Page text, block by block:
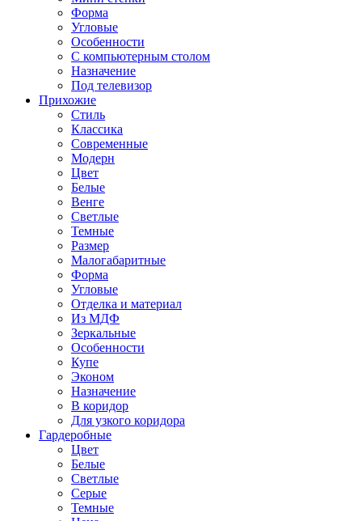
Форма
Угловые
Особенности
С компьютерным столом
Назначение
Под телевизор
Прихожие
Стиль
Классика
Современные
Модерн
Цвет
Белые
Венге
Светлые
Темные
Размер
Малогабаритные
Форма
Угловые
Отделка и материал
Из МДФ
Зеркальные
Особенности
Купе
Эконом
Назначение
В коридор
Для узкого коридора
Гардеробные
Цвет
Белые
Светлые
Серые
Темные